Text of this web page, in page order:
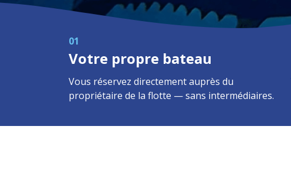
01
Votre propre bateau
Vous réservez directement auprès du
propriétaire de la flotte — sans intermédiaires.